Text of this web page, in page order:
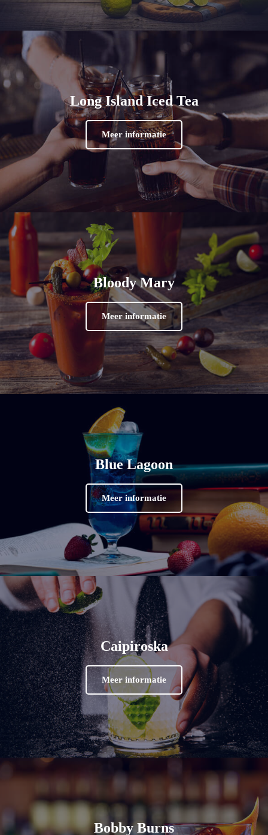
Long Island Iced Tea
Meer informatie
Bloody Mary
Meer informatie
Blue Lagoon
Meer informatie
Caipiroska
Meer informatie
Bobby Burns